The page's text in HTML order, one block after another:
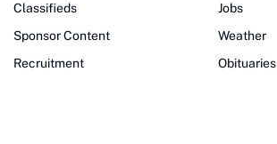
Classifieds
Sponsor Content
Recruitment
Jobs
Weather
Obituaries